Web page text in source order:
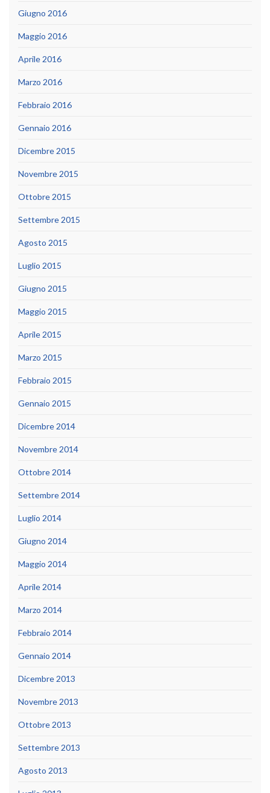
Giugno 2016
Maggio 2016
Aprile 2016
Marzo 2016
Febbraio 2016
Gennaio 2016
Dicembre 2015
Novembre 2015
Ottobre 2015
Settembre 2015
Agosto 2015
Luglio 2015
Giugno 2015
Maggio 2015
Aprile 2015
Marzo 2015
Febbraio 2015
Gennaio 2015
Dicembre 2014
Novembre 2014
Ottobre 2014
Settembre 2014
Luglio 2014
Giugno 2014
Maggio 2014
Aprile 2014
Marzo 2014
Febbraio 2014
Gennaio 2014
Dicembre 2013
Novembre 2013
Ottobre 2013
Settembre 2013
Agosto 2013